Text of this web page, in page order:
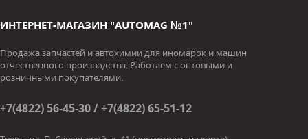
ИНТЕРНЕТ-МАГАЗИН "AUTOMAG №1"
Продажа запчастей и автохимии для иномарок и машин
отчественного производства. Работаем с оптовыми и
розничными покупателями.
+7(4822) 56-45-30 / +7(4822) 65-51-12